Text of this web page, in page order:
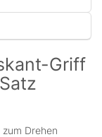
Griff
Drehen